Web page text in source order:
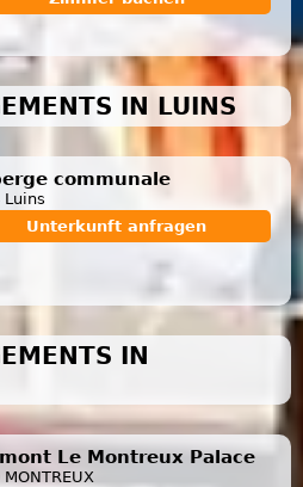
IN LUINS
communale
Luins
Unterkunft anfragen
IN
Le Montreux Palace